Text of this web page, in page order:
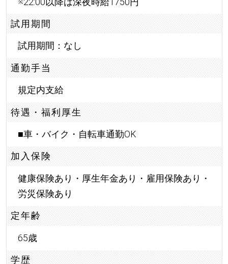
試用期間
試用期間：なし
通勤手当
規定内支給
待遇・福利厚生
■車・バイク・自転車通勤OK
加入保険
健康保険あり・厚生年金あり・雇用保険あり・
労災保険あり
定年齢
65歳
学歴